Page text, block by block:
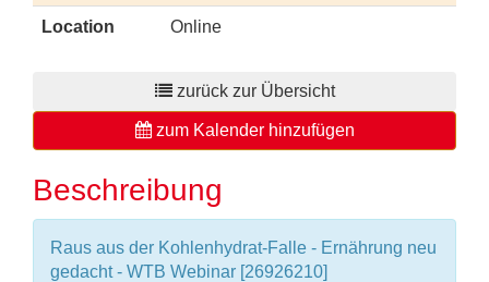
Location Online
zurück zur Übersicht
zum Kalender hinzufügen
Beschreibung
Raus aus der Kohlenhydrat-Falle - Ernährung neu
gedacht - WTB Webinar [26926210]